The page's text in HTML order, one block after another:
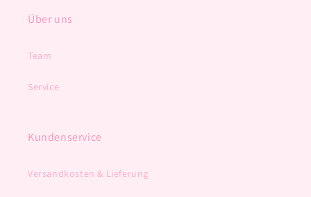
Über uns
Team
Service
Kundenservice
Versandkosten & Lieferung